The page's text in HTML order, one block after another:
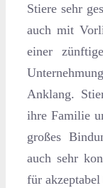
Stiere sehr
auch mit
einer
Anklang.
ihre Familie
großes
auch sehr
für